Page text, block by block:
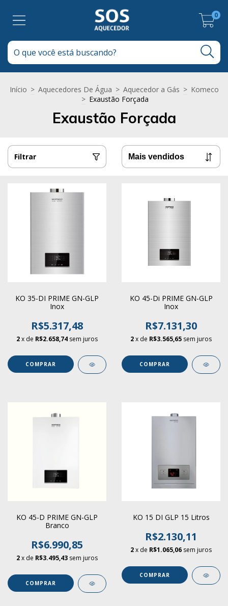
0
Início > Aquecedores De Água > Aquecedor a Gás > Komeco
> Exaustão Forçada
Exaustão Forçada
Filtrar
KO 35-DI PRIME GN-GLP
Inox
R$5.317,48
2x de R$2.658,74 sem juros
COMPRAR
KO 45-Di PRIME GN-GLP
Inox
R$7.131,30
2x de R$3.565,65 sem juros
COMPRAR
KO 45-D PRIME GN-GLP
Branco
R$6.990,85
2x de R$3.495,43 sem juros
COMPRAR
KO 15 DI GLP 15 Litros
R$2.130,11
2x de R$1.065,06 sem juros
COMPRAR